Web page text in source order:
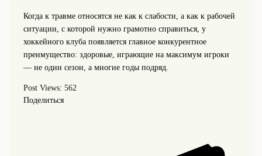
Когда к травме относятся не как к слабости, а как к рабочей
ситуации, с которой нужно грамотно справиться, у
хоккейного клуба появляется главное конкурентное
преимущество: здоровые, играющие на максимум игроки
— не один сезон, а многие годы подряд.
Post Views: 562
Поделиться